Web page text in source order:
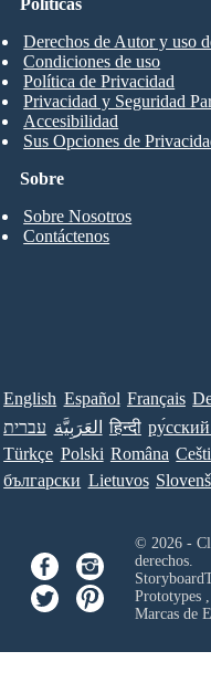
Sobre
Sobre Nosotros
Contáctenos
Políticas
Derechos de Autor y uso
Condiciones de uso
Política de Privacidad
Privacidad y Seguridad
Accesibilidad
Sus Opciones de
English Español Français
עברית العَرَبِيَّة हिन्दी
Türkçe Polski Româna
български Lietuvos
© 2026 -
derechos.
Prototypes
Marcas de